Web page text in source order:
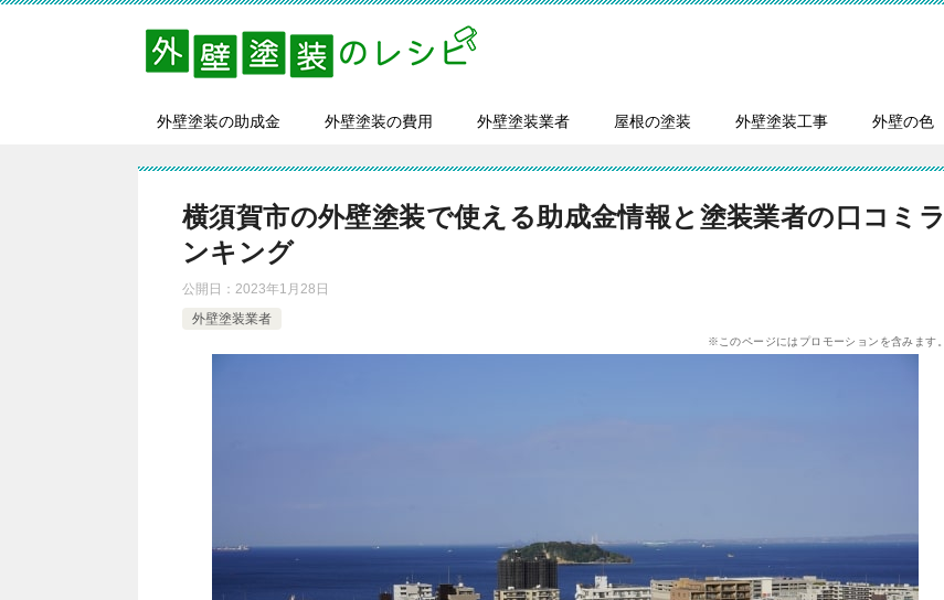
外壁塗装の助成金 外壁塗装の費用 外壁塗装業者 屋根の塗装 外壁塗装工事 外壁の色
横須賀市の外壁塗装で使える助成金情報と塗装業者の口コミラ
ンキング
公開日： 2023年1月28日
外壁塗装業者
※このページにはプロモーションを含みます。